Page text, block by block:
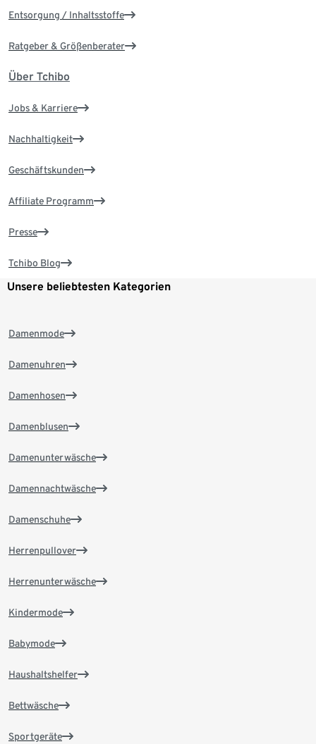
Entsorgung / Inhaltsstoffe
Ratgeber & Größenberater
Über Tchibo
Jobs & Karriere
Nachhaltigkeit
Geschäftskunden
Affiliate Programm
Presse
Tchibo Blog
Unsere beliebtesten Kategorien
Damenmode
Damenuhren
Damenhosen
Damenblusen
Damenunterwäsche
Damennachtwäsche
Damenschuhe
Herrenpullover
Herrenunterwäsche
Kindermode
Babymode
Haushaltshelfer
Bettwäsche
Sportgeräte